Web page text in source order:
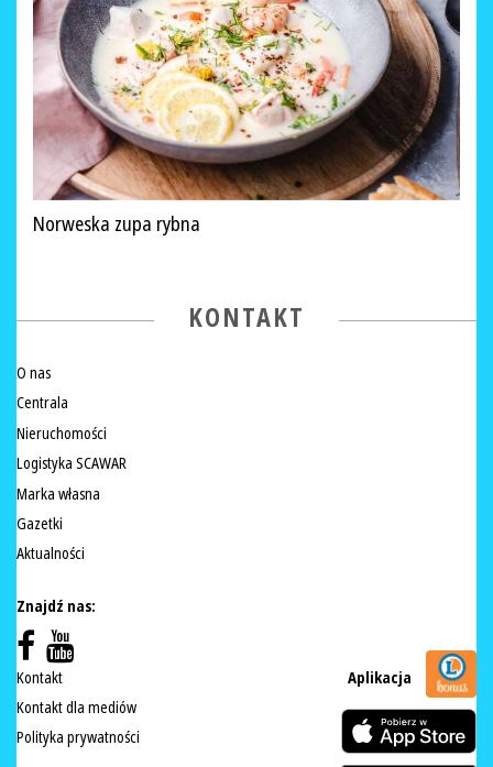
Norweska zupa rybna
KONTAKT
O nas
Centrala
Nieruchomości
Logistyka SCAWAR
Marka własna
Gazetki
Aktualności
Znajdź nas:
Kontakt
Kontakt dla mediów
Polityka prywatności
Aplikacja